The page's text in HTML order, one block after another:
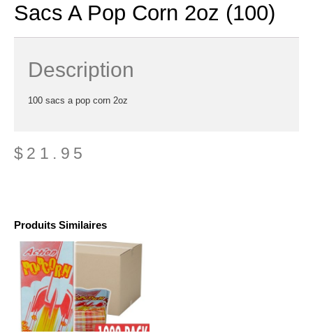
Sacs A Pop Corn 2oz (100)
Description
100 sacs a pop corn 2oz
$ 21.95
Produits Similaires